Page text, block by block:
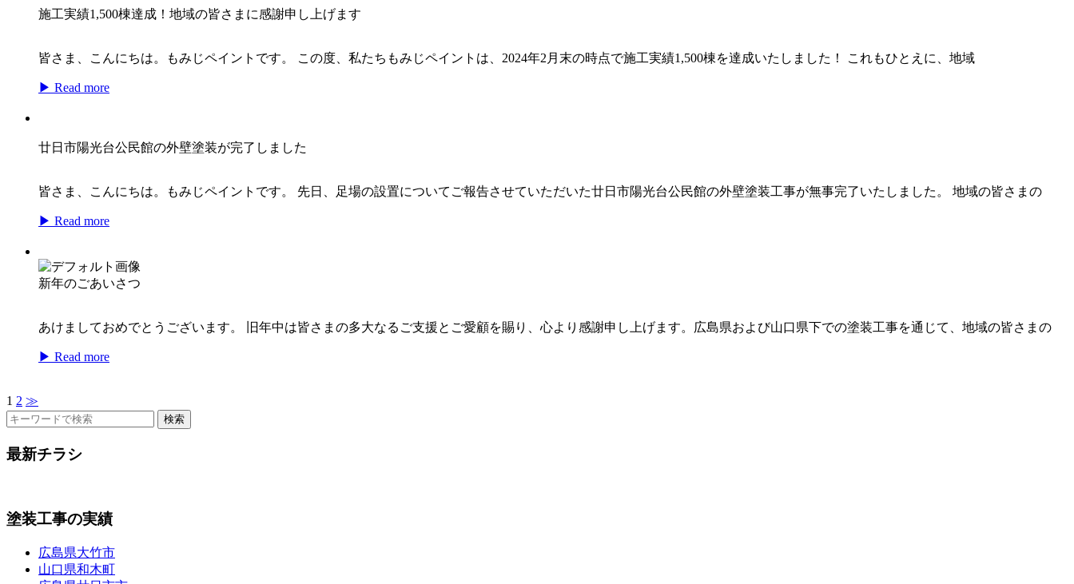
施工実績1,500棟達成！地域の皆さまに感謝申し上げます
皆さま、こんにちは。もみじペイントです。 この度、私たちもみじペイントは、2024年2月末の時点で施工実績1,500棟を達成いたしました！ これもひとえに、地域
▶ Read more
廿日市陽光台公民館の外壁塗装が完了しました
皆さま、こんにちは。もみじペイントです。 先日、足場の設置についてご報告させていただいた廿日市陽光台公民館の外壁塗装工事が無事完了いたしました。 地域の皆さまの
▶ Read more
新年のごあいさつ
あけましておめでとうございます。 旧年中は皆さまの多大なるご支援とご愛顧を賜り、心より感謝申し上げます。広島県および山口県下での塗装工事を通じて、地域の皆さまの
▶ Read more
1 2 ≫
検索
最新チラシ
塗装工事の実績
広島県大竹市
山口県和木町